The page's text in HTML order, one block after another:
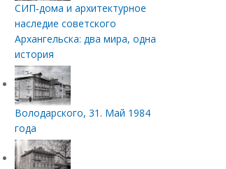
СИП‑дома и архитектурное
наследие советского
Архангельска: два мира, одна
история
Володарского, 31. Май 1984
года